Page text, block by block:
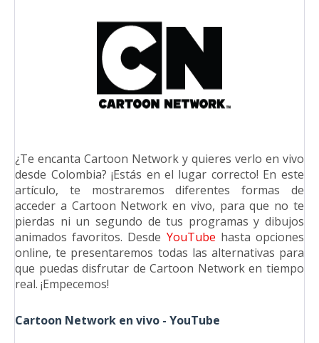
¿Te encanta Cartoon Network y quieres verlo en vivo
desde Colombia? ¡Estás en el lugar correcto! En este
artículo, te mostraremos diferentes formas de
acceder a Cartoon Network en vivo, para que no te
pierdas ni un segundo de tus programas y dibujos
animados favoritos. Desde YouTube hasta opciones
online, te presentaremos todas las alternativas para
que puedas disfrutar de Cartoon Network en tiempo
real. ¡Empecemos!
Cartoon Network en vivo - YouTube